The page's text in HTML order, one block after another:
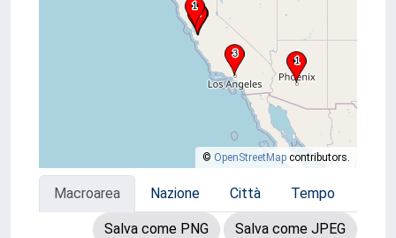
© OpenStreetMap contributors.
Macroarea Nazione Città Tempo
Salva come PNG Salva come JPEG